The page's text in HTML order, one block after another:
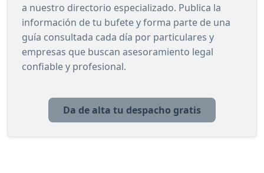
a nuestro directorio especializado. Publica la
información de tu bufete y forma parte de una
guía consultada cada día por particulares y
empresas que buscan asesoramiento legal
confiable y profesional.
Da de alta tu despacho gratis